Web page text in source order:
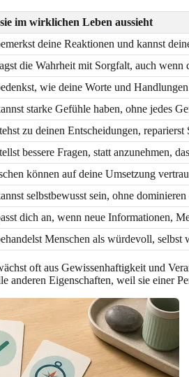
im wirklichen Leben aussieht
deine Reaktionen und kannst
die Wahrheit mit Sorgfalt, auch wenn
wie deine Worte und
starke Gefühle haben, ohne jedes
zu deinen Entscheidungen, reparierst
bessere Fragen, statt anzunehmen,
können auf deine Umsetzung
selbstbewusst sein, ohne
dich an, wenn neue Informationen,
Menschen als würdevoll, selbst
oft aus Gewissenhaftigkeit und
anderen Eigenschaften, weil sie einer